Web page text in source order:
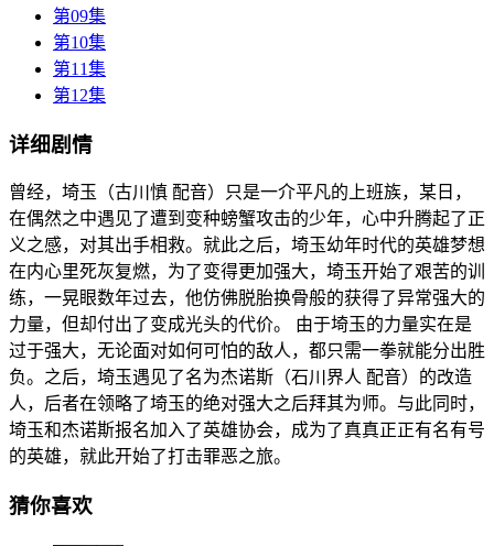
第09集
第10集
第11集
第12集
详细剧情
曾经，埼玉（古川慎 配音）只是一介平凡的上班族，某日，
在偶然之中遇见了遭到变种螃蟹攻击的少年，心中升腾起了正
义之感，对其出手相救。就此之后，埼玉幼年时代的英雄梦想
在内心里死灰复燃，为了变得更加强大，埼玉开始了艰苦的训
练，一晃眼数年过去，他仿佛脱胎换骨般的获得了异常强大的
力量，但却付出了变成光头的代价。 由于埼玉的力量实在是
过于强大，无论面对如何可怕的敌人，都只需一拳就能分出胜
负。之后，埼玉遇见了名为杰诺斯（石川界人 配音）的改造
人，后者在领略了埼玉的绝对强大之后拜其为师。与此同时，
埼玉和杰诺斯报名加入了英雄协会，成为了真真正正有名有号
的英雄，就此开始了打击罪恶之旅。
猜你喜欢